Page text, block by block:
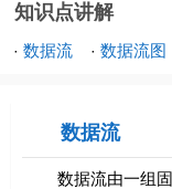
知识点讲解
· 数据流 · 数据流图
数据流
数据流由一组固